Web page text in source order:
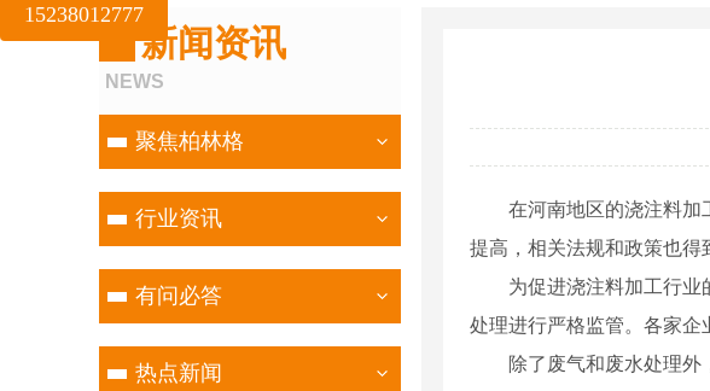
新闻资讯
NEWS
聚焦柏林格
行业资讯
有问必答
热点新闻
在河南地区的浇注料加
提高，相关法规和政策也得
为促进浇注料加工行业
处理进行严格监管。各家企
除了废气和废水处理
15238012777